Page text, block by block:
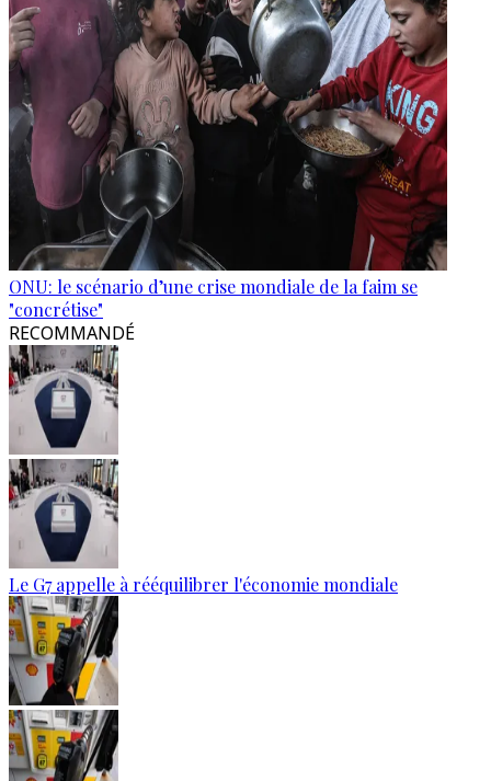
ONU: le scénario d’une crise mondiale de la faim se
"concrétise"
RECOMMANDÉ
Le G7 appelle à rééquilibrer l'économie mondiale